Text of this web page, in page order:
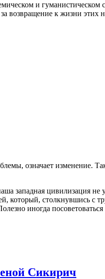
и
возвращение к жизни этих
означает изменение.
западная цивилизация
столкнувшись с
иногда
Сикирич